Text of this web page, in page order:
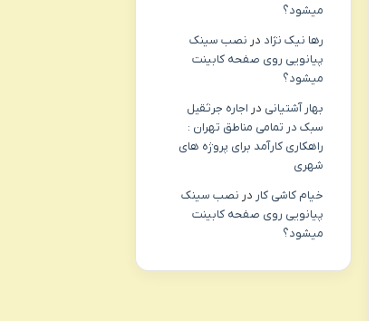
میشود؟
رها نیک نژاد در نصب سینک
پیانویی روی صفحه کابینت
میشود؟
بهار آشتیانی در اجاره جرثقیل
سبک در تمامی مناطق تهران :
راهکاری کارآمد برای پروژه های
شهری
خیام کاشی کار در نصب سینک
پیانویی روی صفحه کابینت
میشود؟